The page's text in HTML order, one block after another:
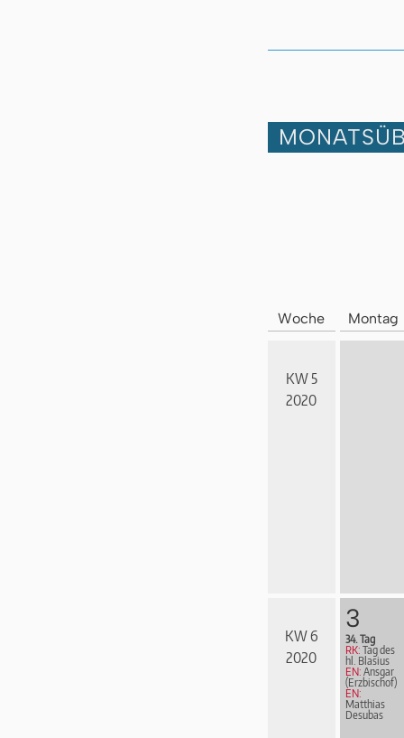
Woche Montag
KW 5
2020
KW 6
2020
3
34. Tag
RK: Tag des
hl. Blasius
EN: Ansgar
(Erzbischof)
EN:
Matthias
Desubas